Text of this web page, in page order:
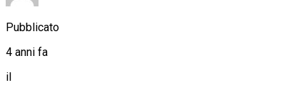
Pubblicato
4 anni fa
il